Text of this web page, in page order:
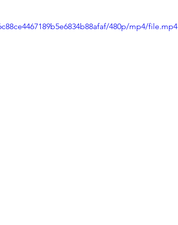
480p/mp4/file.mp4